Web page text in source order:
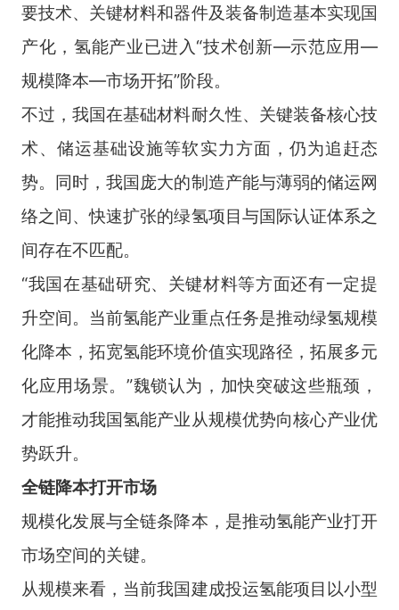
要技术、关键材料和器件及装备制造基本实现国
产化，氢能产业已进入“技术创新—示范应用—
规模降本—市场开拓”阶段。
不过，我国在基础材料耐久性、关键装备核心技
术、储运基础设施等软实力方面，仍为追赶态
势。同时，我国庞大的制造产能与薄弱的储运网
络之间、快速扩张的绿氢项目与国际认证体系之
间存在不匹配。
“我国在基础研究、关键材料等方面还有一定提
升空间。当前氢能产业重点任务是推动绿氢规模
化降本，拓宽氢能环境价值实现路径，拓展多元
化应用场景。”魏锁认为，加快突破这些瓶颈，
才能推动我国氢能产业从规模优势向核心产业优
势跃升。
全链降本打开市场
规模化发展与全链条降本，是推动氢能产业打开
市场空间的关键。
从规模来看，当前我国建成投运氢能项目以小型